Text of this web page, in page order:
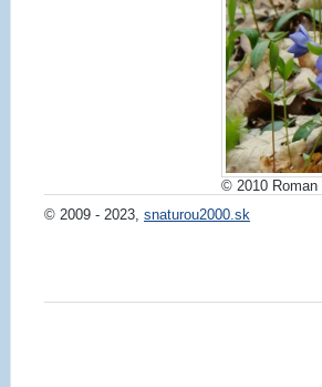
© 2010 Roman
© 2009 - 2023, snaturou2000.sk